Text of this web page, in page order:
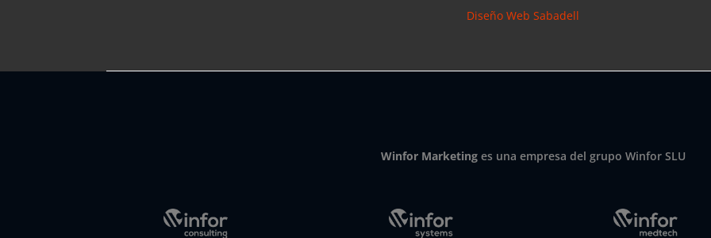
Diseño Web Sabadell
Winfor Marketing es una empresa del grupo Winfor SLU